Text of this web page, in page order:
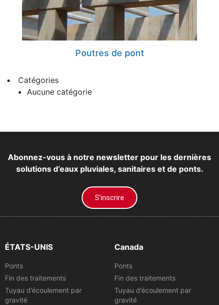
Poutres de pont
Catégories
Aucune catégorie
Abonnez-vous à notre newsletter pour les dernières
solutions d’eaux pluviales, sanitaires et de ponts.
S’inscrire
ÉTATS-UNIS
Ponts
Fin des traitements
Tuyau d’écoulement par
gravité
Canada
Ponts
Fin des traitements
Tuyau d’écoulement par
gravité